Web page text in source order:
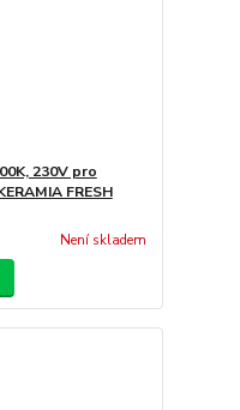
230V pro
FRESH
Není skladem